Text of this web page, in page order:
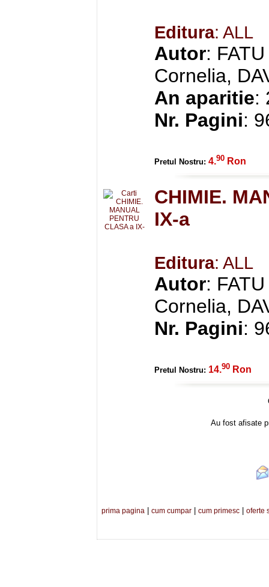
Editura: ALL
Autor:
Cornelia,
An aparitie:
Nr. Pagini:
Pretul Nostru: 4.90 Ron
CHIMIE.
IX-a
Editura: ALL
Autor:
Cornelia,
Nr. Pagini:
Pretul Nostru: 14.90 Ron
Au fost afisate
prima pagina cum cumpar cum primesc oferte